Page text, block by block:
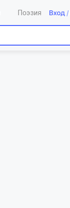
Поэзия Вход /